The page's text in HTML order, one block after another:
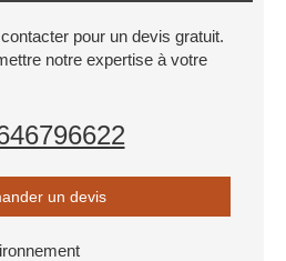
pour un devis gratuit.
notre expertise à votre
un devis